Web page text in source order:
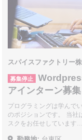
スパイスファクトリー
募集停止
アインターン募
プログラミングは学んで
のポジションです。 当社
スクをお任せしています…